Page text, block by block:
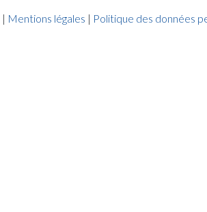
| Mentions légales | Politique des données